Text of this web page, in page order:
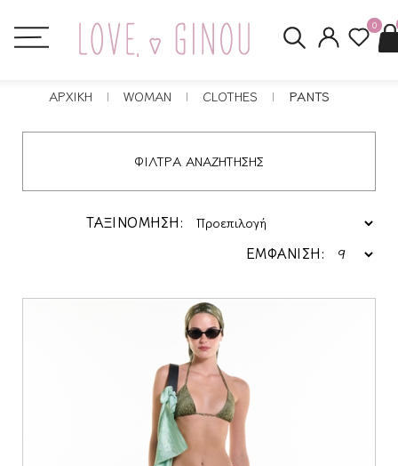
0
ΑΡΧΙΚΗ WOMAN CLOTHES PANTS
ΦΙΛΤΡΑ ΑΝΑΖΗΤΗΣΗΣ
ΤΑΞΙΝΟΜΗΣΗ:
ΕΜΦΑΝΙΣΗ: